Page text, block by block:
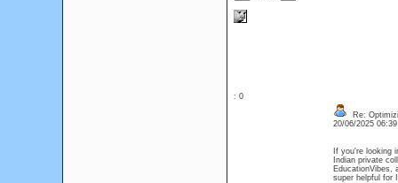
: 0
Re:
20/06/2025
If you're looking
Indian private
EducationVibes,
super helpful for